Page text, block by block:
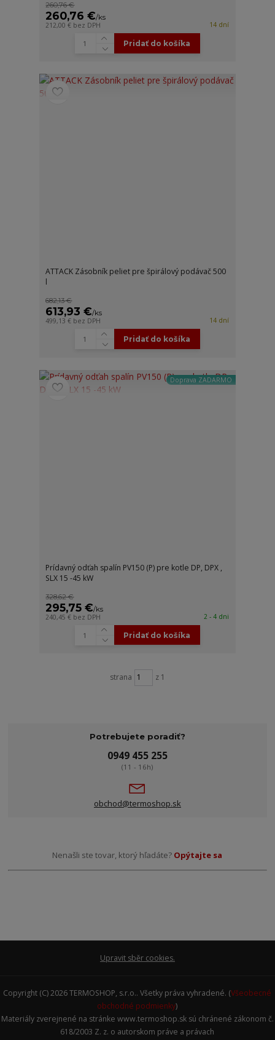
260,76 €
260,76 €/ks
212,00 € bez DPH 14 dní
Pridať do košíka
ATTACK Zásobník peliet pre špirálový podávač 500
l
682,13 €
613,93 €/ks
499,13 € bez DPH 14 dní
Pridať do košíka
Doprava ZADARMO
Prídavný odťah spalín PV150 (P) pre kotle DP, DPX ,
SLX 15 -45 kW
328,62 €
295,75 €/ks
240,45 € bez DPH 2 - 4 dni
Pridať do košíka
strana z 1
Potrebujete poradiť?
0949 455 255
(11 - 16h)
obchod@termoshop.sk
Nenašli ste tovar, ktorý hľadáte? Opýtajte sa
Upravit sběr cookies.
Copyright (C) 2026 TERMOSHOP, s.r.o.. Všetky práva vyhradené. (Všeobecné
obchodné podmienky)
Materiály zverejnené na stránke www.termoshop.sk sú chránené zákonom č.
618/2003 Z. z. o autorskom práve a právach